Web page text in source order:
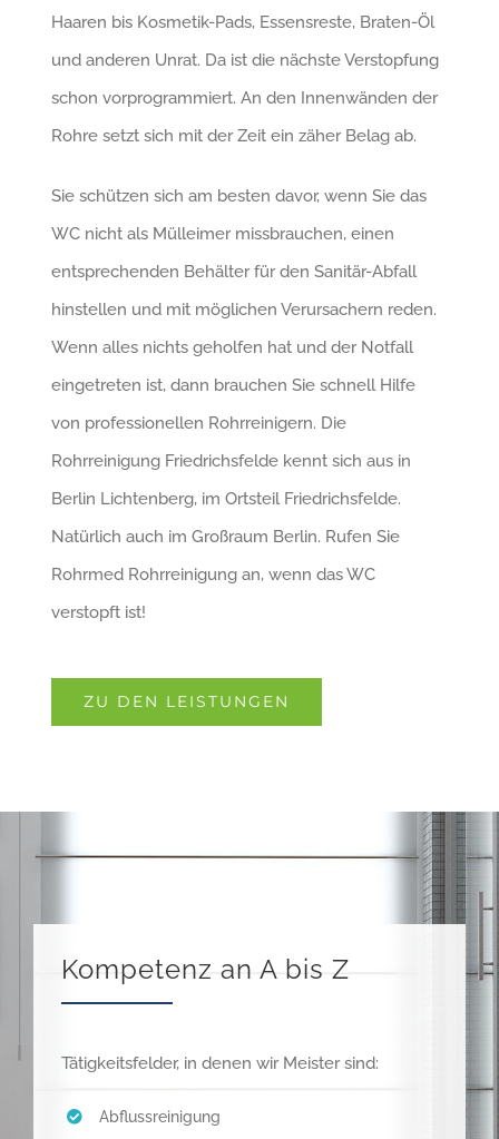
Haaren bis Kosmetik-Pads, Essensreste, Braten-Öl
und anderen Unrat. Da ist die nächste Verstopfung
schon vorprogrammiert. An den Innenwänden der
Rohre setzt sich mit der Zeit ein zäher Belag ab.
Sie schützen sich am besten davor, wenn Sie das
WC nicht als Mülleimer missbrauchen, einen
entsprechenden Behälter für den Sanitär-Abfall
hinstellen und mit möglichen Verursachern reden.
Wenn alles nichts geholfen hat und der Notfall
eingetreten ist, dann brauchen Sie schnell Hilfe
von professionellen Rohrreinigern. Die
Rohrreinigung Friedrichsfelde kennt sich aus in
Berlin Lichtenberg, im Ortsteil Friedrichsfelde.
Natürlich auch im Großraum Berlin. Rufen Sie
Rohrmed Rohrreinigung an, wenn das WC
verstopft ist!
ZU DEN LEISTUNGEN
Kompetenz an A bis Z
Tätigkeitsfelder, in denen wir Meister sind:
Abflussreinigung